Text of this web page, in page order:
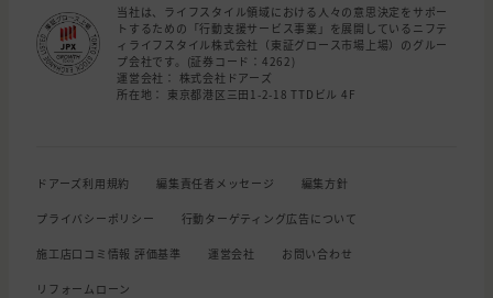
当社は、ライフスタイル領域における人々の意思決定をサポー
トするための「行動支援サービス事業」を展開しているニフテ
ィライフスタイル株式会社（東証グロース市場上場）のグルー
プ会社です。(証券コード：4262)
運営会社： 株式会社ドアーズ
所在地： 東京都港区三田1-2-18 TTDビル 4F
ドアーズ利用規約 編集責任者メッセージ 編集方針
プライバシーポリシー 行動ターゲティング広告について
施工店口コミ情報 評価基準 運営会社 お問い合わせ
リフォームローン